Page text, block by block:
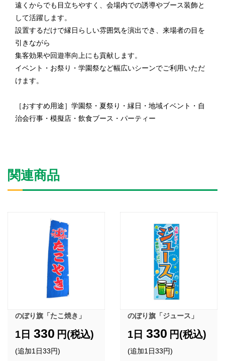
遠くからでも目立ちやすく、会場内での誘導やブース装飾と
して活躍します。
設置するだけで縁日らしい雰囲気を演出でき、来場者の目を
引きながら
集客効果や回遊率向上にも貢献します。
イベント・お祭り・学園祭など幅広いシーンでご利用いただ
けます。
［おすすめ用途］学園祭・夏祭り・縁日・地域イベント・自
治会行事・模擬店・飲食ブース・パーティー
関連商品
のぼり旗「たこ焼き」
1日 330 円(税込)
(追加1日33円)
のぼり旗「ジュース」
1日 330 円(税込)
(追加1日33円)